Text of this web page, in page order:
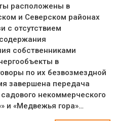
расположены в
и Северском районах
с отсутствием
собственниками
в
по их безвозмездной
завершена передача
некоммерческого
и «Медвежья гора»…